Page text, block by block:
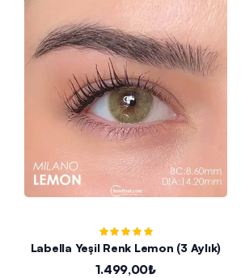
Labella Yeşil Renk Lemon (3 Aylık)
1.499,00₺